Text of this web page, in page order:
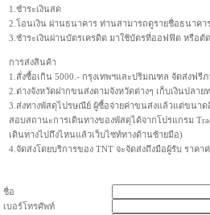
1.ชำระเงินสด
2.โอนเงิน ผ่านธนาคาร ท่านสามารถดูรายชื่อธนาคา
3.ชำระเงินผ่านบัตรเครดิต มาใช้บัตรที่ออฟฟิต หรือตั
การส่งสินค้า
1.สั่งซื้อเกิน 5000.- กรุงเทพฯและปริมณฑล จัดส่งฟรี
2.ต่างจังหวัดฝากขนส่งตามจังหวัดต่างๆ เก็บเงินปลาย
3.ส่งทางพัสดุไปรษณีย์ ผู้ซื้อจ่ายค่าขนส่งแล้วแต่ขนา
สอบสถานะการเดินทางของพัสดุได้จากโปรแกรม
เดินทางไปถึงไหนแล้วเว็บไซท์ทางด้านซ้ายมือ)
4.จัดส่งโดยบริการของ TNT จะจัดส่งถึงมือผู้รับ ราค
ชื่อ
เบอร์โทรศัพท์